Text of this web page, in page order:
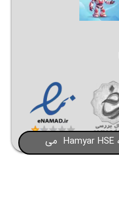
تمام حقوق این سایت متعلق به Hamyar HSE می